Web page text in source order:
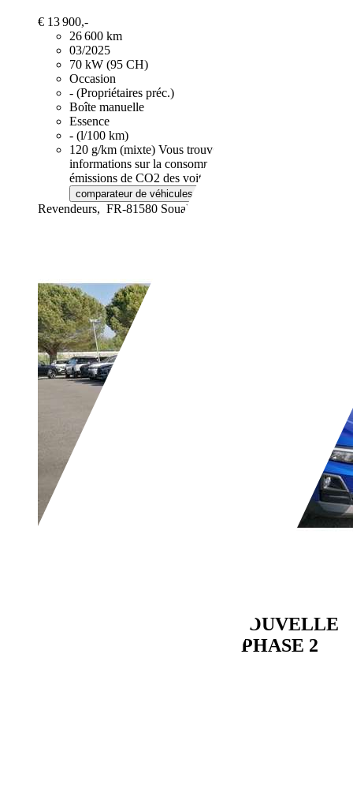
€ 13 900,-
26 600 km
03/2025
70 kW (95 CH)
Occasion
- (Propriétaires préc.)
Boîte manuelle
Essence
- (l/100 km)
120 g/km (mixte) Vous trouverez de plus amples
informations sur la consommation de carburant et les
émissions de CO2 des voitures neuves via le
comparateur de véhicules neufs
Revendeurs, FR-81580 Soual
Stepway NOUVELLE
1.2 ECO-G 120 Extrême PHASE 2